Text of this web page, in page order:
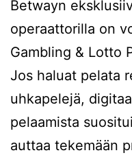
Betwayn
operaattorilla on
Gambling & Lotto
Jos haluat pelata
uhkapelejä,
pelaamista
auttaa tekemään